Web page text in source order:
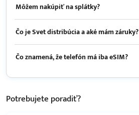
Môžem nakúpiť na splátky?
Čo je Svet distribúcia a aké mám záruky?
Čo znamená, že telefón má iba eSIM?
Potrebujete poradiť?